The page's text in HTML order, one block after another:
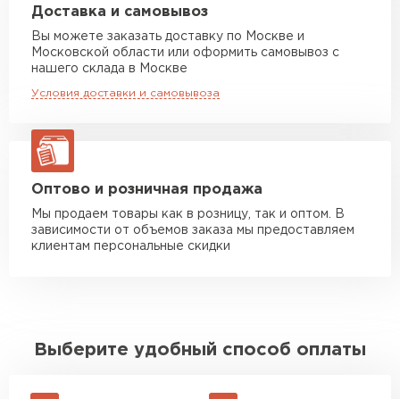
механических повреждений.
Каждый из этих видов полимерных покрытий
обладает своими уникальными свойствами и
может быть выбран в зависимости от требований
конкретного проекта.
Машина до 20 тн до 80 м3
Манипулятор до 5 тн
макс. длина груза 6 м
от 7 000 руб
макс. длина груза 8 м
Манипулятор до 20 тн
макс. длина груза 13,5 м
ЗАКАЗАТЬ С ДОСТАВКОЙ
Доставка и самовывоз
Вы можете заказать доставку по Москве и
Московской области или оформить самовывоз с
нашего склада в Москве
Условия доставки и самовывоза
Оптово и розничная продажа
Мы продаем товары как в розницу, так и оптом. В
зависимости от объемов заказа мы предоставляем
клиентам персональные скидки
Выберите удобный способ оплаты